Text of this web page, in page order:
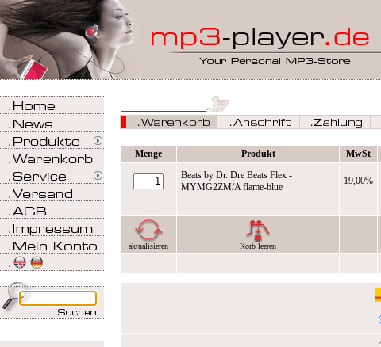
Menge Produkt MwSt
Beats by Dr. Dre Beats Flex -
MYMG2ZM/A flame-blue
19,00%
aktualisieren Korb leeren